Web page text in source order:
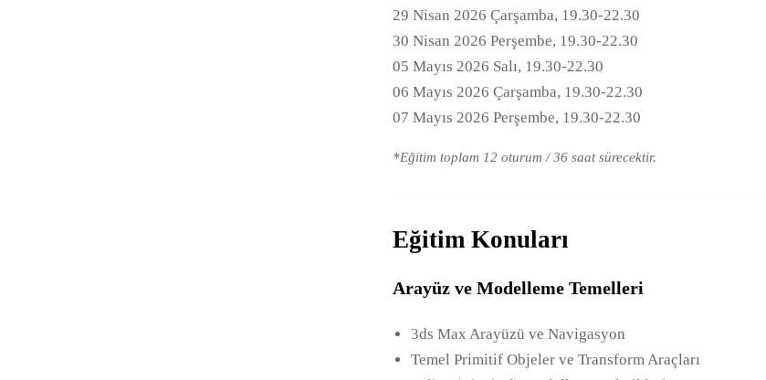
29 Nisan 2026 Çarşamba, 19.30-22.30
30 Nisan 2026 Perşembe, 19.30-22.30
05 Mayıs 2026 Salı, 19.30-22.30
06 Mayıs 2026 Çarşamba, 19.30-22.30
07 Mayıs 2026 Perşembe, 19.30-22.30
*Eğitim toplam 12 oturum / 36 saat sürecektir.
Eğitim Konuları
Arayüz ve Modelleme Temelleri
3ds Max Arayüzü ve Navigasyon
Temel Primitif Objeler ve Transform Araçları